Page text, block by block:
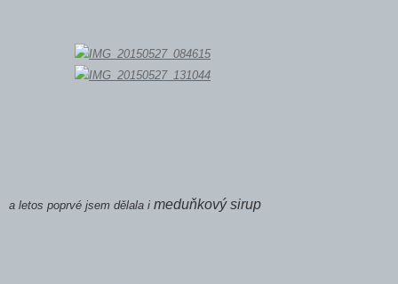
a letos poprvé jsem dělala i meduňkový sirup